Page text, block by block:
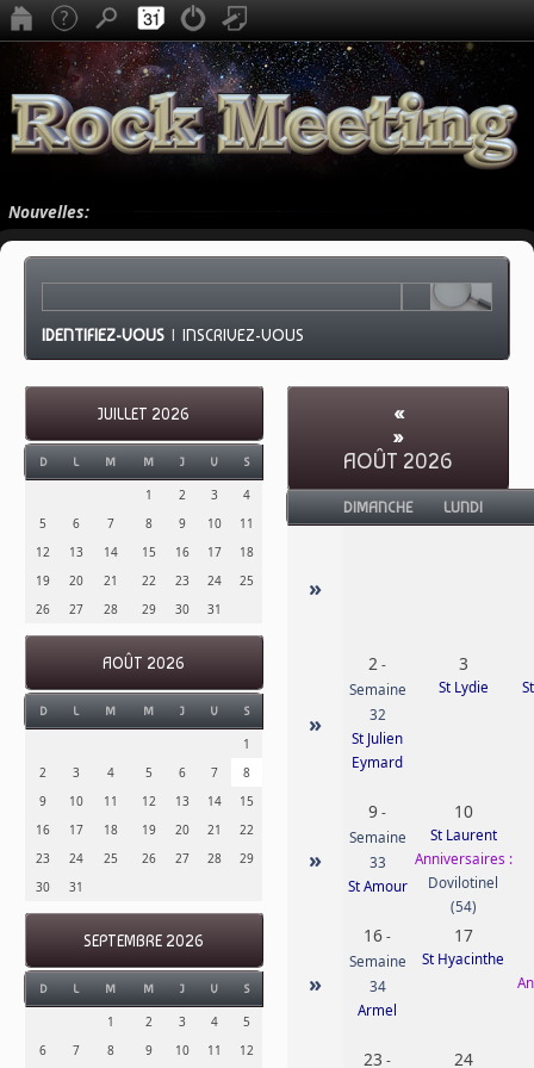
Nouvelles:
IDENTIFIEZ-VOUS |INSCRIVEZ-VOUS
JUILLET 2026
D L M M J V S
1 2 3
4
5
6 7 8 9 10
11
12
13 14 15 16 17
18
19
20 21 22 23 24
25
26
27 28 29 30 31
AOÛT 2026
D L M M J V S
1
2
3 4 5 6 7
8
9
10 11 12 13 14
15
16
17 18 19 20 21
22
23
24 25 26 27 28
29
30
31
SEPTEMBRE 2026
D L M M J V S
1 2 3 4
5
6
7 8 9 10 11 12
«
»
AOÛT 2026
DIMANCHE LUNDI
»
»
2 -
Semaine
32
St Julien
Eymard
3
St Lydie
»
9 -
Semaine
33
St Amour
10
St Laurent
Anniversaires :
Dovilotinel
(54)
»
16 -
Semaine
34
Armel
17
St Hyacinthe
23 - 24